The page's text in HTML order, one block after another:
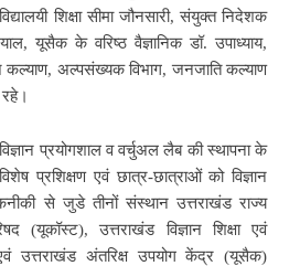
शिक्षा सीमा जौनसारी, संयुक्त निदेशक
यूसैक के वरिष्ठ वैज्ञानिक डॉ. उपाध्याय,
कल्याण, अल्पसंख्यक विभाग, जनजाति कल्याण
प्रयोगशाल व वर्चुअल लैब की स्थापना के
प्रशिक्षण एवं छात्र-छात्राओं को विज्ञान
से जुडे तीनों संस्थान उत्तराखंड राज्य
(यूकॉस्ट), उत्तराखंड विज्ञान शिक्षा एवं
उत्तराखंड अंतरिक्ष उपयोग केंद्र (यूसैक)